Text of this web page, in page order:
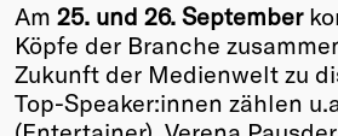
Members
Young Creatives
Friends of Creativity
Am 25. und 26. September
Köpfe der Branche
Zukunft der Medienwelt zu
Top-Speaker:innen zählen